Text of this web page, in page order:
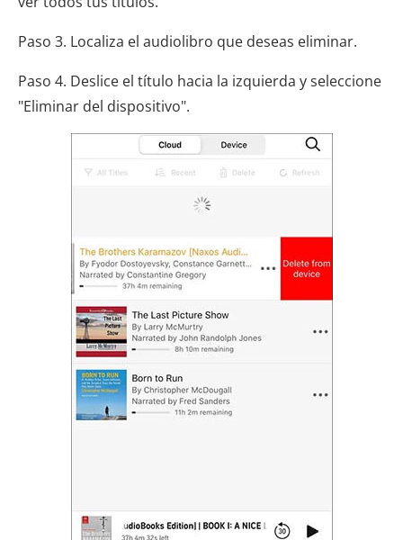
Paso 3. Localiza el audiolibro que deseas eliminar.
Paso 4. Deslice el título hacia la izquierda y seleccione
"Eliminar del dispositivo".